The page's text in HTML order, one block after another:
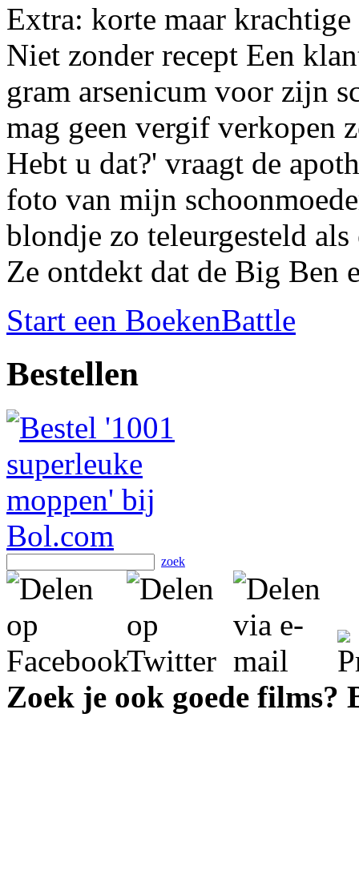
Extra: korte maar krachtige
Niet zonder recept Een
gram arsenicum voor zijn
mag geen vergif verkopen
Hebt u dat?' vraagt de
foto van mijn
blondje zo teleurgesteld
Ze ontdekt dat de Big Ben
Start een BoekenBattle
Bestellen
zoek
Zoek je ook goede films?